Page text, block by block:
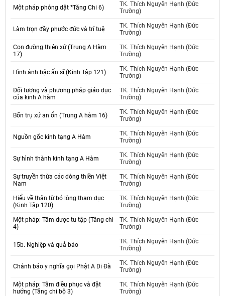
Một pháp phóng dật *Tăng Chi 6)
TK. Thích Nguyên Hạnh (Đức
Trường)
Làm trọn đầy phước đức và trí tuệ
TK. Thích Nguyên Hạnh (Đức
Trường)
Con đường thiên xứ (Trung A Hàm
17)
TK. Thích Nguyên Hạnh (Đức
Trường)
Hình ảnh bậc ẩn sĩ (Kinh Tập 121)
TK. Thích Nguyên Hạnh (Đức
Trường)
Đối tượng và phương pháp giáo dục
của kinh A hàm
TK. Thích Nguyên Hạnh (Đức
Trường)
Bốn trụ xứ an ổn (Trung A hàm 16)
TK. Thích Nguyên Hạnh (Đức
Trường)
Nguồn gốc kinh tạng A Hàm
TK. Thích Nguyên Hạnh (Đức
Trường)
Sự hình thành kinh tạng A Hàm
TK. Thích Nguyên Hạnh (Đức
Trường)
Sự truyền thừa các dòng thiền Việt
Nam
TK. Thích Nguyên Hạnh (Đức
Trường)
Hiểu về thân từ bỏ lòng tham dục
(Kinh Tập 120)
TK. Thích Nguyên Hạnh (Đức
Trường)
Một pháp: Tâm được tu tập (Tăng chi
4)
TK. Thích Nguyên Hạnh (Đức
Trường)
15b. Nghiệp và quả báo
TK. Thích Nguyên Hạnh (Đức
Trường)
Chánh báo y nghĩa gọi Phật A Di Đà
TK. Thích Nguyên Hạnh (Đức
Trường)
Một pháp: Tâm điều phục và đặt
hướng (Tăng chi bộ 3)
TK. Thích Nguyên Hạnh (Đức
Trường)